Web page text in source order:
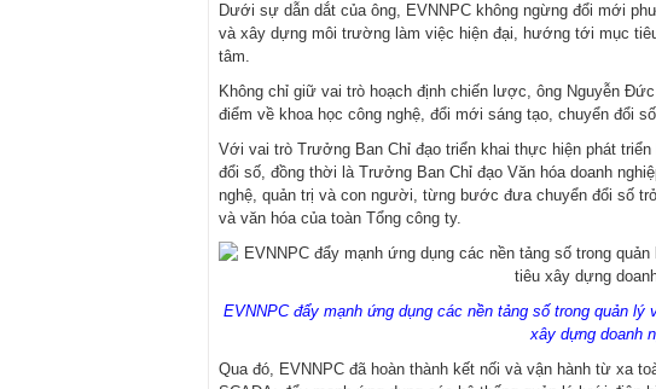
Dưới sự dẫn dắt của ông, EVNNPC không ngừng đổi mới
và xây dựng môi trường làm việc hiện đại, hướng tới mục
tâm.
Không chỉ giữ vai trò hoạch định chiến lược, ông Nguyễn
điểm về khoa học công nghệ, đổi mới sáng tạo, chuyển đổi
Với vai trò Trưởng Ban Chỉ đạo triển khai thực hiện phát
đổi số, đồng thời là Trưởng Ban Chỉ đạo Văn hóa doanh
nghệ, quản trị và con người, từng bước đưa chuyển đổi số
và văn hóa của toàn Tổng công ty.
EVNNPC đẩy mạnh ứng dụng các nền tảng số trong quản
xây dựng doanh
Qua đó, EVNNPC đã hoàn thành kết nối và vận hành từ xa